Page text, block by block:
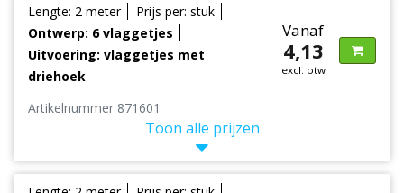
Lengte: 2 meter
Prijs per: stuk
Ontwerp: 6 vlaggetjes
Uitvoering: vlaggetjes met
driehoek
Vanaf
4,13
excl. btw
Artikelnummer 871601
Toon alle prijzen